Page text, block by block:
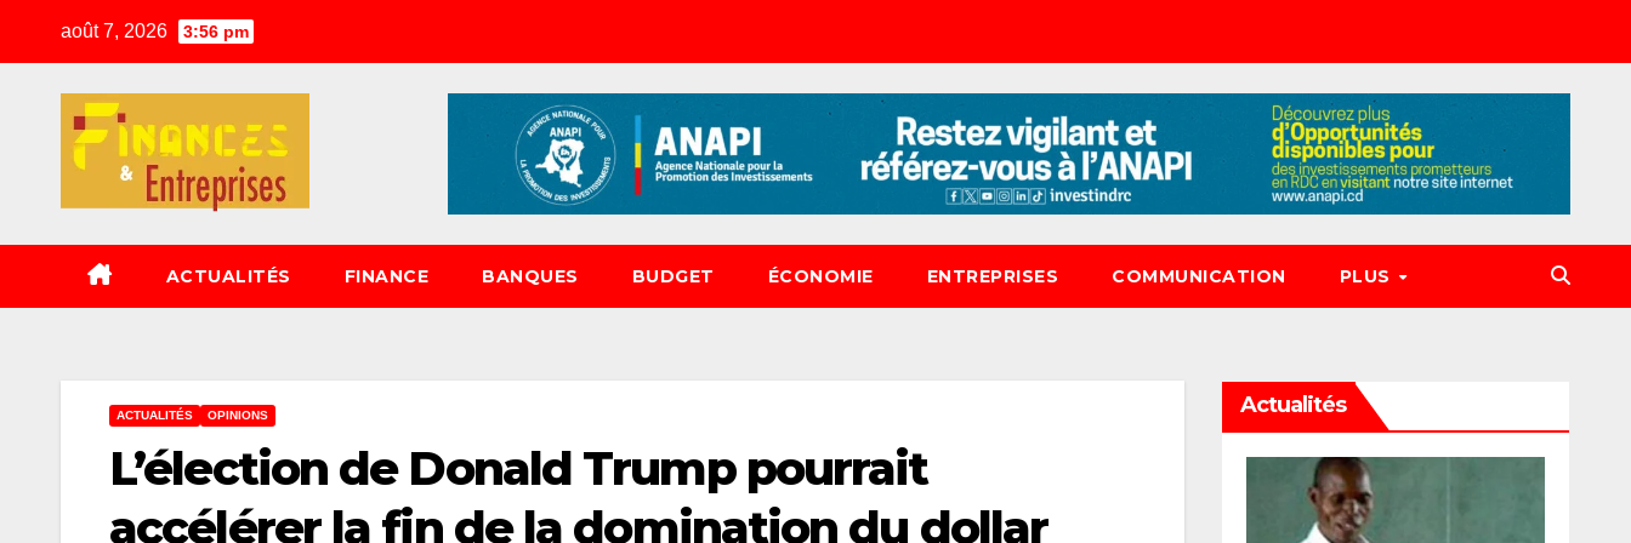
content
août 7, 2026 3:56 pm
ACTUALITÉS FINANCE BANQUES BUDGET ÉCONOMIE ENTREPRISES COMMUNICATION PLUS
ACTUALITÉS OPINIONS
L’élection de Donald Trump pourrait
accélérer la fin de la domination du dollar
Actualités